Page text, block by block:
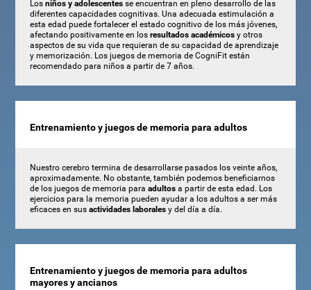
Los niños y adolescentesse encuentran en pleno desarrollo de las
diferentes capacidades cognitivas. Una adecuada estimulación a
esta edad puede fortalecer el estado cognitivo de los más jóvenes,
afectando positivamente en los resultados académicosy otros
aspectos de su vida que requieran de su capacidad de aprendizaje
y memorización. Los juegos de memoria de CogniFit están
recomendado para niños a partir de 7 años.
Entrenamiento y juegos de memoria para adultos
Nuestro cerebro termina de desarrollarse pasados los veinte años,
aproximadamente. No obstante, también podemos beneficiarnos
de los juegos de memoria para adultosa partir de esta edad. Los
ejercicios para la memoria pueden ayudar a los adultos a ser más
eficaces en sus actividades laboralesy del día a día.
Entrenamiento y juegos de memoria para adultos
mayores y ancianos